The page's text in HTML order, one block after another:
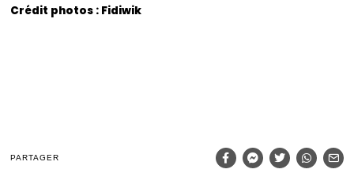
Crédit photos : Fidiwik
PARTAGER